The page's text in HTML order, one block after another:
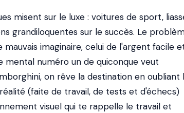
misent sur le luxe : voitures de sport,
grandiloquentes sur le succès. Le
imaginaire, celui de l'argent facile
numéro un de quiconque veut
on rêve la destination en oubliant
(faite de travail, de tests et d'échecs)
visuel qui te rappelle le travail et